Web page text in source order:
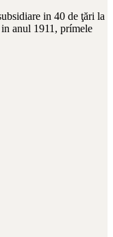
in 40 de ţări la
anul 1911, prímele